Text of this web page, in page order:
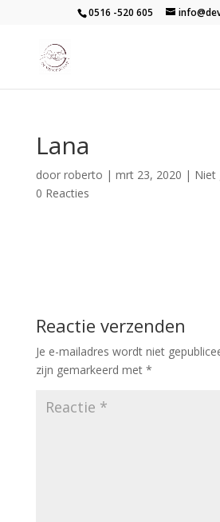
0516 -520 605
Lana
door roberto | mrt 23, 2020 | Niet
0 Reacties
Reactie verzenden
Je e-mailadres wordt niet
zijn gemarkeerd met *